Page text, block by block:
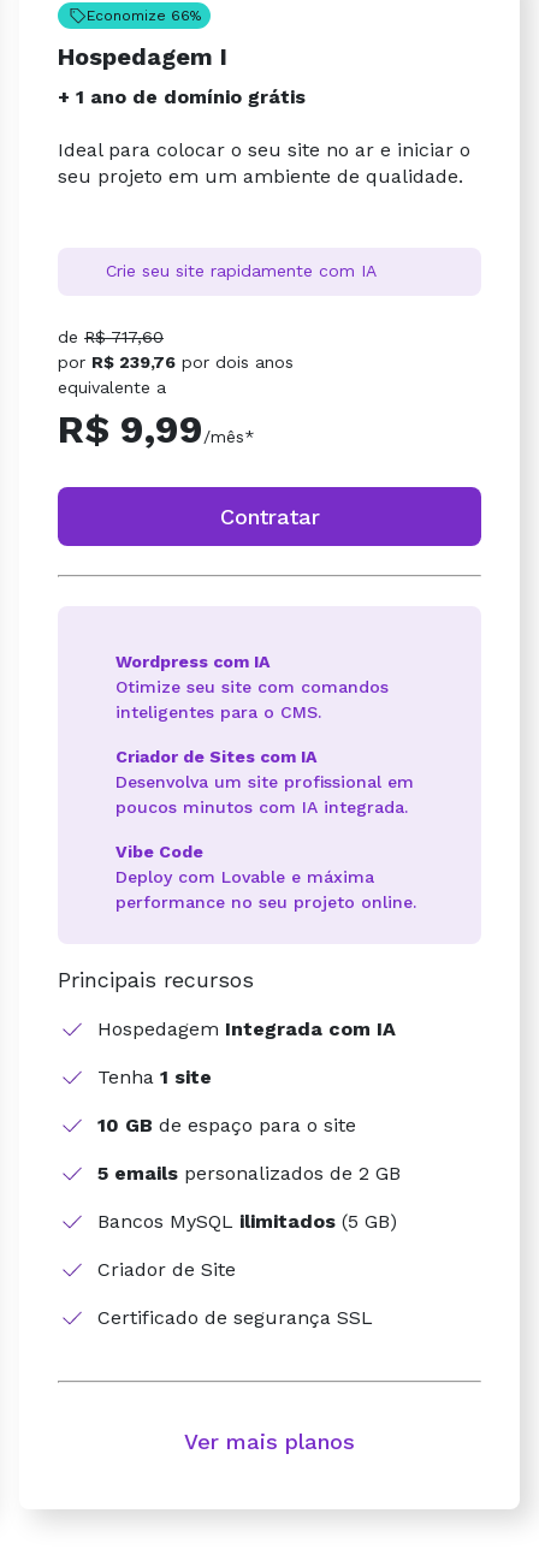
Economize 66%
Hospedagem I
+ 1 ano de domínio grátis
Ideal para colocar o seu site no ar e iniciar o
seu projeto em um ambiente de qualidade.
Crie seu site rapidamente com IA
de R$ 717,60
por R$ 239,76 por dois anos
equivalente a
R$ 9,99/mês*
Contratar
Wordpress com IA
Otimize seu site com comandos
inteligentes para o CMS.
Criador de Sites com IA
Desenvolva um site profissional em
poucos minutos com IA integrada.
Vibe Code
Deploy com Lovable e máxima
performance no seu projeto online.
Principais recursos
Hospedagem Integrada com IA
Tenha 1 site
10 GB de espaço para o site
5 emails personalizados de 2 GB
Bancos MySQL ilimitados (5 GB)
Criador de Site
Certificado de segurança SSL
Ver mais planos